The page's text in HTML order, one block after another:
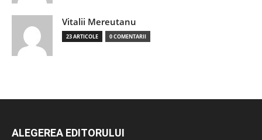
Vitalii Mereutanu
23 ARTICOLE 0 COMENTARII
ALEGEREA EDITORULUI